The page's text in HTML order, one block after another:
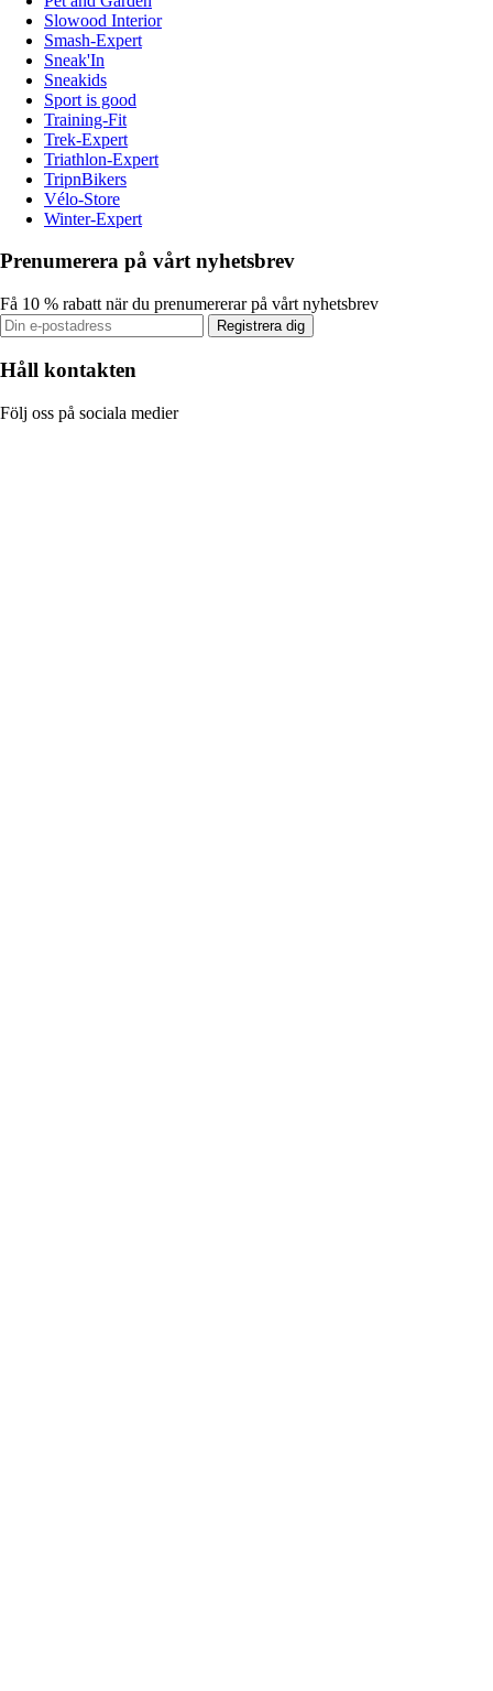
Slowood Interior
Smash-Expert
Sneak'In
Sneakids
Sport is good
Training-Fit
Trek-Expert
Triathlon-Expert
TripnBikers
Vélo-Store
Winter-Expert
Prenumerera på vårt nyhetsbrev
Få 10 % rabatt när du prenumererar på vårt nyhetsbrev
Registrera dig
Håll kontakten
Följ oss på sociala medier